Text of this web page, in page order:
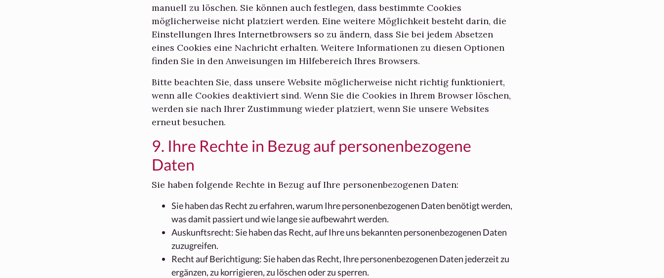
manuell zu löschen. Sie können auch festlegen, dass bestimmte Cookies
möglicherweise nicht platziert werden. Eine weitere Möglichkeit besteht darin, die
Einstellungen Ihres Internetbrowsers so zu ändern, dass Sie bei jedem Absetzen
eines Cookies eine Nachricht erhalten. Weitere Informationen zu diesen Optionen
finden Sie in den Anweisungen im Hilfebereich Ihres Browsers.
Bitte beachten Sie, dass unsere Website möglicherweise nicht richtig funktioniert,
wenn alle Cookies deaktiviert sind. Wenn Sie die Cookies in Ihrem Browser löschen,
werden sie nach Ihrer Zustimmung wieder platziert, wenn Sie unsere Websites
erneut besuchen.
9. Ihre Rechte in Bezug auf personenbezogene
Daten
Sie haben folgende Rechte in Bezug auf Ihre personenbezogenen Daten:
Sie haben das Recht zu erfahren, warum Ihre personenbezogenen Daten benötigt werden,
was damit passiert und wie lange sie aufbewahrt werden.
Auskunftsrecht: Sie haben das Recht, auf Ihre uns bekannten personenbezogenen Daten
zuzugreifen.
Recht auf Berichtigung: Sie haben das Recht, Ihre personenbezogenen Daten jederzeit zu
ergänzen, zu korrigieren, zu löschen oder zu sperren.